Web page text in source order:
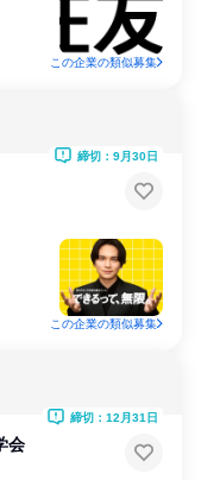
この企業の類似募集
締切：9月30日
この企業の類似募集
会
締切：12月31日